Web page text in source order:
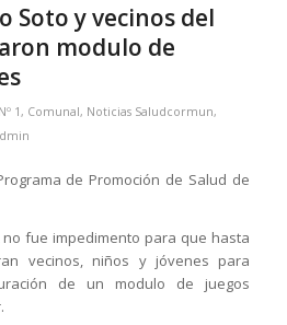
Soto y vecinos del
modulo de
1 , Comunal, Noticias Saludcormun,
de Promoción de Salud de
fue impedimento para que hasta
vecinos, niños y jóvenes para
de un modulo de juegos